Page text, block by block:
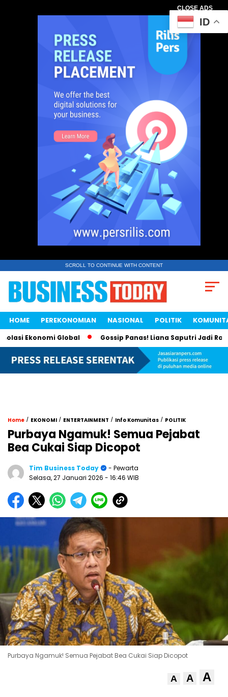
CLOSE ADS
SCROLL TO CONTINUE WITH CONTENT
HOME PEREKONOMIAN NASIONAL POLITIK
Ekonomi Global Gossip Panas! Liana Saputri Jadi Ratu
Home / EKONOMI / ENTERTAINMENT / Info Komunitas / POLITIK
Purbaya Ngamuk! Semua Pejabat
Bea Cukai Siap Dicopot
Tim Business Today
- Pewarta
Selasa, 27 Januari 2026 - 16:46 WIB
Purbaya Ngamuk! Semua Pejabat Bea Cukai Siap Dicopot
A A A
ID